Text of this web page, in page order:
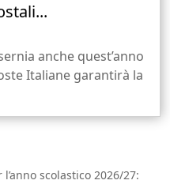
anche quest’anno
Italiane garantirà la
scolastico 2026/27: